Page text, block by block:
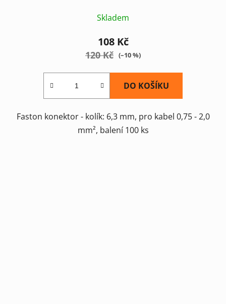
Skladem
108 Kč
120 Kč (–10 %)
DO KOŠÍKU
Faston konektor - kolík: 6,3 mm, pro kabel 0,75 - 2,0
mm², balení 100 ks